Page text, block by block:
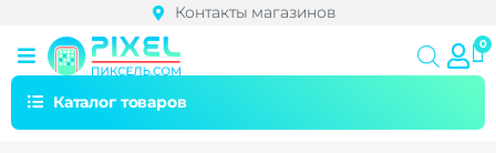
Контакты магазинов
Каталог товаров